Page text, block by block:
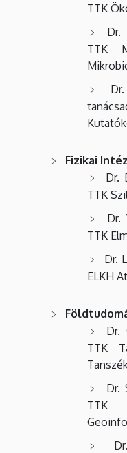
TTK
Dr.
TTK
Fizikai
Dr.
TTK
Dr.
TTK
Dr.
ELKH
Dr.
TTK
Dr.
TTK